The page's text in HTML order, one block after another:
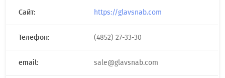
Сайт: https://glavsnab.com
Телефон: (4852) 27-33-30
email: sale@glavsnab.com